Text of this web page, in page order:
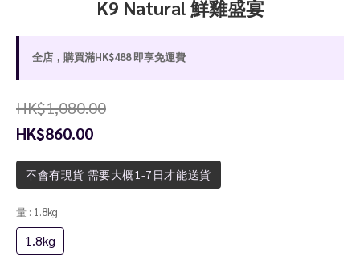
K9 Natural 鮮雞盛宴
全店，購買滿HK$488 即享免運費
HK$1,080.00
HK$860.00
不會有現貨 需要大概1-7日才能送貨
量 : 1.8kg
1.8kg